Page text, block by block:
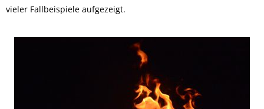
vieler Fallbeispiele aufgezeigt.